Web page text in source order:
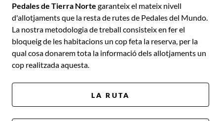
Pedales de Tierra Norte garanteix el mateix nivell
d'allotjaments que la resta de rutes de Pedales del Mundo.
La nostra metodologia de treball consisteix en fer el
bloqueig de les habitacions un cop feta la reserva, per la
qual cosa donarem tota la informació dels allotjaments un
cop realitzada aquesta.
LA RUTA